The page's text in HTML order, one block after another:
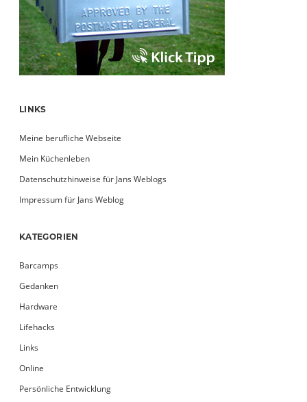
LINKS
Meine berufliche Webseite
Mein Küchenleben
Datenschutzhinweise für Jans Weblogs
Impressum für Jans Weblog
KATEGORIEN
Barcamps
Gedanken
Hardware
Lifehacks
Links
Online
Persönliche Entwicklung